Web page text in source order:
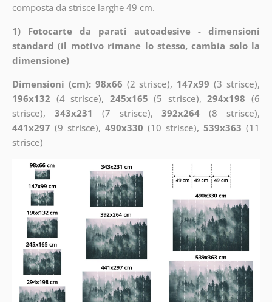
composta da strisce larghe 49 cm.
1) Fotocarte da parati autoadesive - dimensioni
standard (il motivo rimane lo stesso, cambia solo la
dimensione)
Dimensioni (cm): 98x66 (2 strisce), 147x99 (3 strisce),
196x132 (4 strisce), 245x165 (5 strisce),294x198 (6
strisce), 343x231 (7 strisce),392x264 (8 strisce),
441x297 (9 strisce), 490x330 (10 strisce),539x363 (11
strisce)